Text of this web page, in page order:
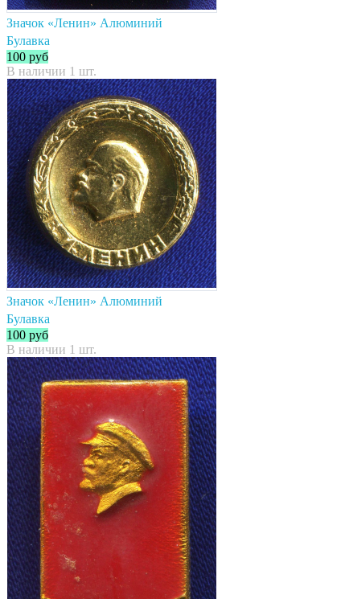
Значок «Ленин» Алюминий
Булавка
100 руб
В наличии 1 шт.
Значок «Ленин» Алюминий
Булавка
100 руб
В наличии 1 шт.